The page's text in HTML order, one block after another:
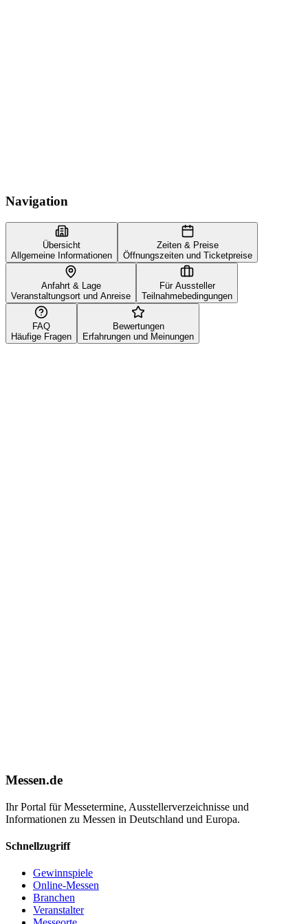
Navigation
Übersicht
Allgemeine Informationen
Zeiten & Preise
Öffnungszeiten und Ticketpreise
Anfahrt & Lage
Veranstaltungsort und Anreise
Für Aussteller
Teilnahmebedingungen
FAQ
Häufige Fragen
Bewertungen
Erfahrungen und Meinungen
Messen.de
Ihr Portal für Messetermine, Ausstellerverzeichnisse und
Informationen zu Messen in Deutschland und Europa.
Schnellzugriff
Gewinnspiele
Online-Messen
Branchen
Veranstalter